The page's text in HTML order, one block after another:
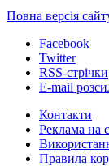
Повна версія
Facebook
Twitter
RSS-стрічки
E-mail
Контакти
Реклама на
Правила